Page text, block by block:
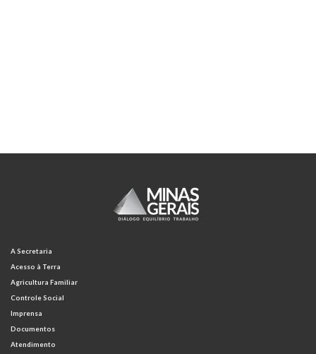
A Secretaria
Acesso à Terra
Agricultura Familiar
Controle Social
Imprensa
Documentos
Atendimento